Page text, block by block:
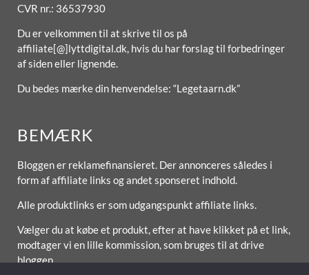
CVR nr.: 36537930
Du er velkommen til at skrive til os på
affiliate[@]lyttdigital.dk, hvis du har forslag til forbedringer
af siden eller lignende.
Du bedes mærke din henvendelse: “Legetaarn.dk”
BEMÆRK
Bloggen er reklamefinansieret. Der annonceres således i
form af affiliate links og andet sponseret indhold.
Alle produktlinks er som udgangspunkt affiliate links.
Vælger du at købe et produkt, efter at have klikket på et link,
modtager vi en lille kommission, som bruges til at drive
bloggen.